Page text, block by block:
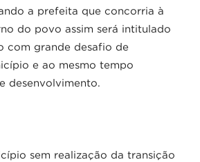
a prefeita que concorria à
do povo assim será intitulado
com grande desafio de
e ao mesmo tempo
desenvolvimento.
sem realização da transição